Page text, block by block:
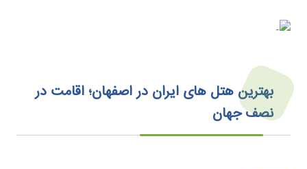
بهترین هتل های ایران در اصفهان؛ اقامت در
نصف جهان